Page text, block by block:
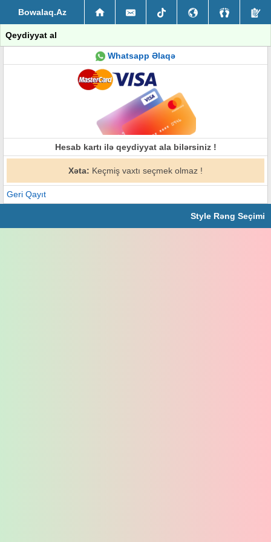
Bowalaq.Az
Qeydiyyat al
Whatsapp Əlaqə
Hesab kartı ilə qeydiyyat ala bilərsiniz !
Xəta: Keçmiş vaxtı seçmek olmaz !
Geri Qayıt
Style Rəng Seçimi